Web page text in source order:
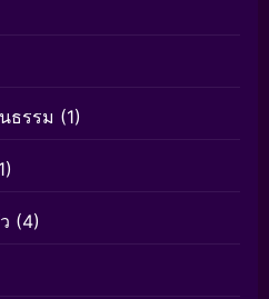
ธรรม (1)
(4)